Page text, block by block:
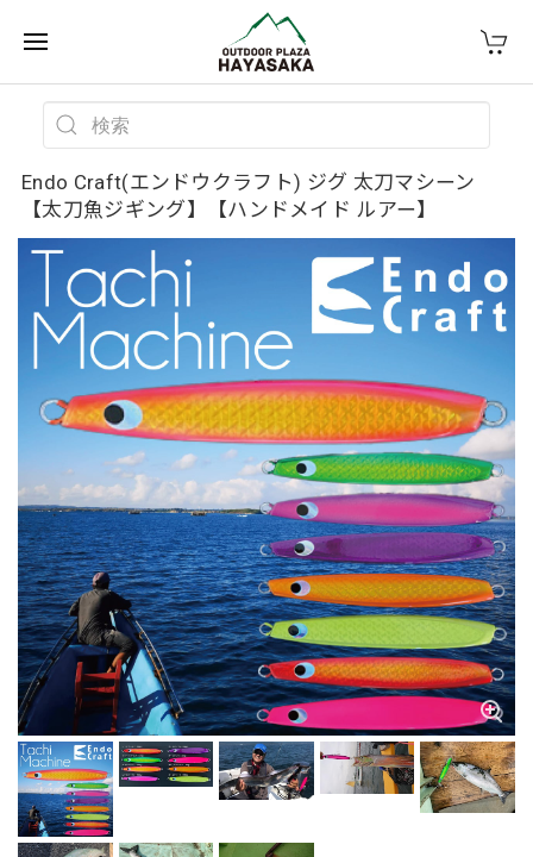
Endo Craft(エンドウクラフト) ジグ 太刀マシーン
【太刀魚ジギング】【ハンドメイド ルアー】